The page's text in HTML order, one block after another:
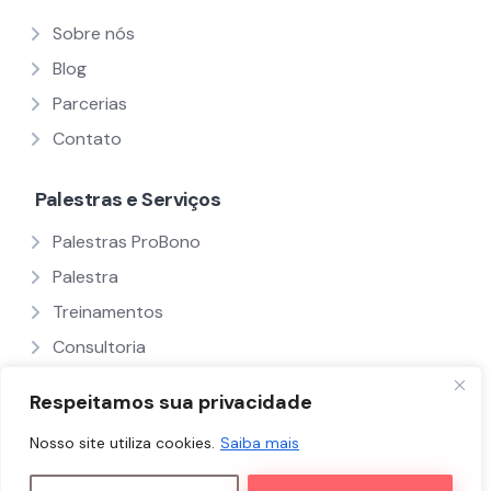
Respeitamos sua privacidade
Nosso site utiliza cookies. Saiba mais
Sobre nós
Blog
Parcerias
Contato
Palestras e Serviços
Palestras ProBono
Palestra
Treinamentos
Consultoria